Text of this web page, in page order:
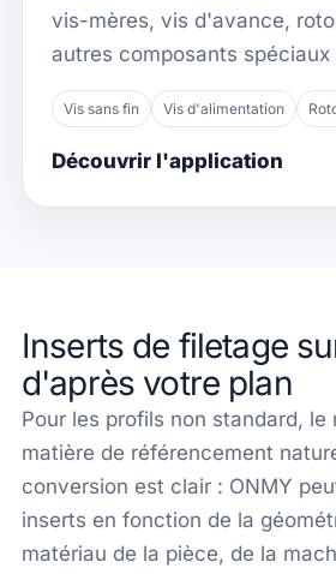
vis-mères, vis d'avance,
autres composants
Vis sans fin Vis d'alimentation
Découvrir l'application
Inserts de filetage
d'après votre plan
Pour les profils non standard, le
matière de référencement
conversion est clair : ONMY
inserts en fonction de la
matériau de la pièce, de la